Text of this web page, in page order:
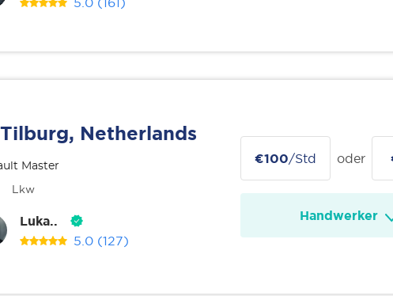
Tilburg, Netherlands
Master
Lkw
Luka..
5.0 (127)
€100/Std oder
Handwerker